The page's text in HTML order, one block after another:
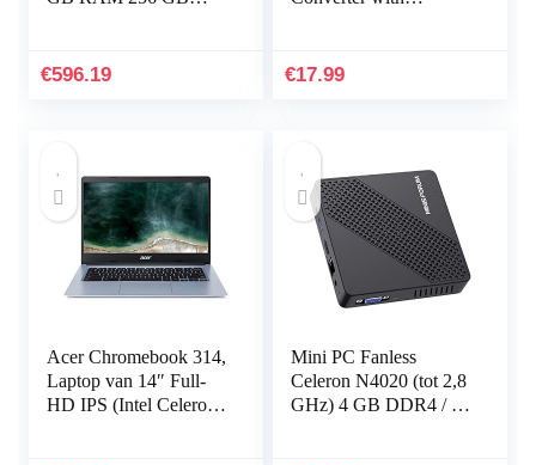
€596.19
Transceiving
€17.99
Acer Chromebook 314,
Laptop van 14″ Full-
HD IPS (Intel Celeron
Mini PC Fanless
Celeron N4020 (tot 2,8
GHz) 4 GB DDR4 / 64